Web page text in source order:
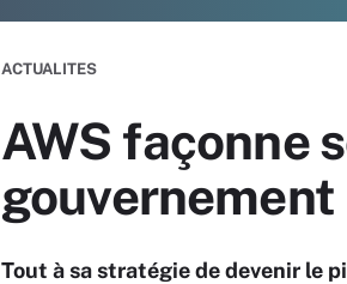
ACTUALITES
AWS façonne
gouvernement
Tout à sa stratégie de devenir le